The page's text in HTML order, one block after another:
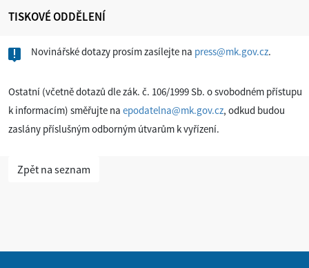
TISKOVÉ ODDĚLENÍ
Novinářské dotazy prosím zasílejte na press@mk.gov.cz.
Ostatní (včetně dotazů dle zák. č. 106/1999 Sb. o svobodném přístupu
k informacím) směřujte na epodatelna@mk.gov.cz, odkud budou
zaslány příslušným odborným útvarům k vyřízení.